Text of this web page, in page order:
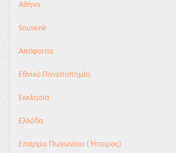
Αθήνα
Souvenir
Απόφοιτοι
Εθνικό Πανεπιστημίο
Εκκλησία
Ελλάδα
Επαρχία Πωγωνίου ( Ήπειρος)